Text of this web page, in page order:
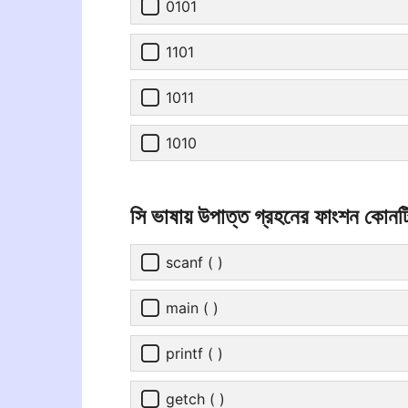
0101
1101
1011
1010
সি ভাষায় উপাত্ত গ্রহনের ফাংশন
scanf ( )
main ( )
printf ( )
getch ( )